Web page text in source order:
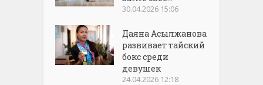
30.04.2026 15:06
Даяна Асылжанова
развивает тайский
бокс среди
девушек
24.04.2026 12:18